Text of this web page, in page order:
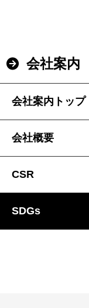
会社案内
会社案内トップ
会社概要
CSR
SDGs